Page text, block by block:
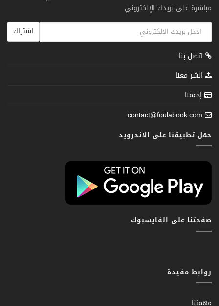
مباشرة على بريدك الإلكتروني
اشتراك
اتصل بنا
انشر معنا
إدعمنا
contact@foulabook.com
حمّل تطبيقنا على الاندرويد
صفحتنا على الفايسبوك
روابط مفيدة
مهمتنا